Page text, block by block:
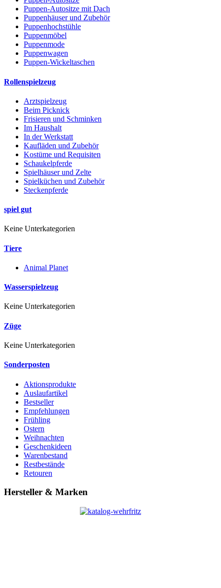
Puppen-Autositze mit Dach
Puppenhäuser und Zubehör
Puppenhochstühle
Puppenmöbel
Puppenmode
Puppenwagen
Puppen-Wickeltaschen
Rollenspielzeug
Arztspielzeug
Beim Picknick
Frisieren und Schminken
Im Haushalt
In der Werkstatt
Kaufläden und Zubehör
Kostüme und Requisiten
Schaukelpferde
Spielhäuser und Zelte
Spielküchen und Zubehör
Steckenpferde
spiel gut
Keine Unterkategorien
Tiere
Animal Planet
Wasserspielzeug
Keine Unterkategorien
Züge
Keine Unterkategorien
Sonderposten
Aktionsprodukte
Auslaufartikel
Bestseller
Empfehlungen
Frühling
Ostern
Weihnachten
Geschenkideen
Warenbestand
Restbestände
Retouren
Hersteller & Marken